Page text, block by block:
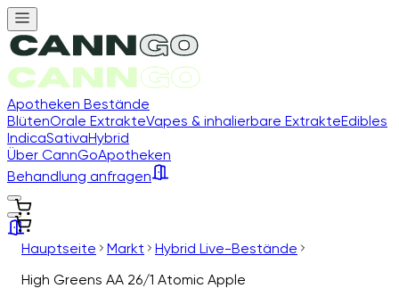
Apotheken Bestände
BlütenOrale ExtrakteVapes & inhalierbare ExtrakteEdibles
IndicaSativaHybrid
Über CannGoApotheken
Behandlung anfragen
Hauptseite Markt
Hybrid Live-Bestände
High Greens AA 26/1 Atomic Apple